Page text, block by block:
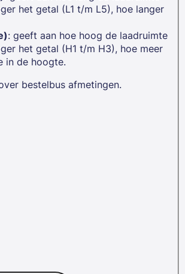
het getal (L1 t/m L5), hoe langer
: geeft aan hoe hoog de laadruimte
het getal (H1 t/m H3), hoe meer
in de hoogte.
bestelbus afmetingen.